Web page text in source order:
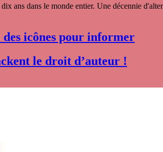
ans dans le monde entier. Une décennie
icônes pour informer
le droit d’auteur !